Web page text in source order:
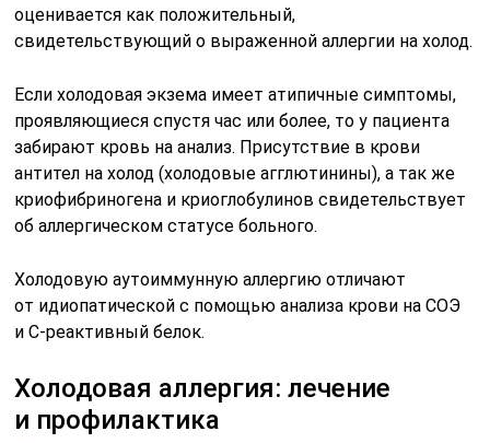
оценивается как положительный,
свидетельствующий о выраженной аллергии на холод.
Если холодовая экзема имеет атипичные симптомы,
проявляющиеся спустя час или более, то у пациента
забирают кровь на анализ. Присутствие в крови
антител на холод (холодовые агглютинины), а так же
криофибриногена и криоглобулинов свидетельствует
об аллергическом статусе больного.
Холодовую аутоиммунную аллергию отличают
от идиопатической с помощью анализа крови на СОЭ
и С-реактивный белок.
Холодовая аллергия: лечение
и профилактика